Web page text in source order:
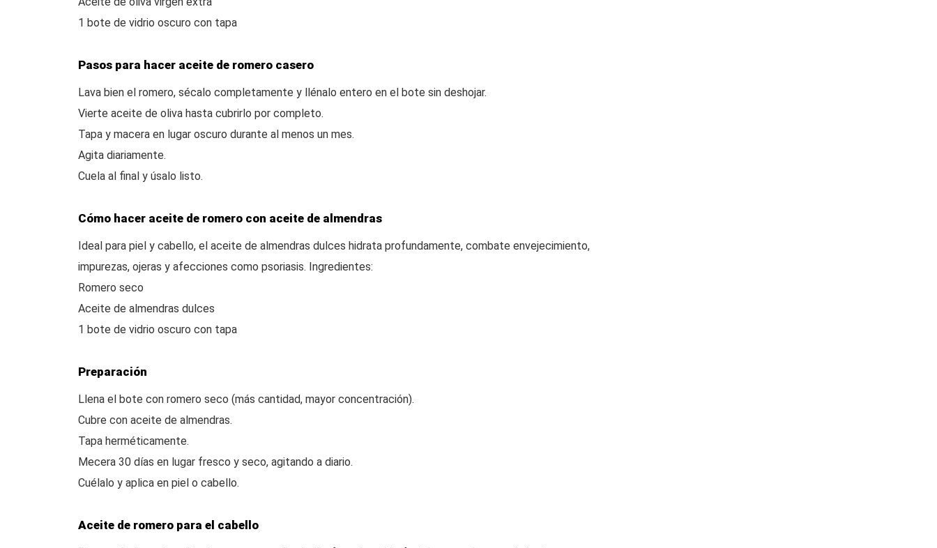
1 bote de vidrio oscuro con tapa
Pasos para hacer aceite de romero casero
Lava bien el romero, sécalo completamente y llénalo entero en el bote sin deshojar.
Vierte aceite de oliva hasta cubrirlo por completo.
Tapa y macera en lugar oscuro durante al menos un mes.
Agita diariamente.
Cuela al final y úsalo listo.
Cómo hacer aceite de romero con aceite de almendras
Ideal para piel y cabello, el aceite de almendras dulces hidrata profundamente, combate envejecimiento,
impurezas, ojeras y afecciones como psoriasis. Ingredientes:
Romero seco
Aceite de almendras dulces
1 bote de vidrio oscuro con tapa
Preparación
Llena el bote con romero seco (más cantidad, mayor concentración).
Cubre con aceite de almendras.
Tapa herméticamente.
Mecera 30 días en lugar fresco y seco, agitando a diario.
Cuélalo y aplica en piel o cabello.
Aceite de romero para el cabello